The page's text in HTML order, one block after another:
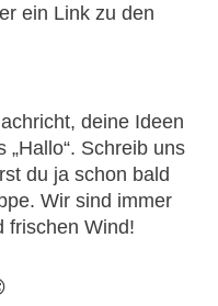
ein Link zu den
deine Ideen
Schreib uns
du ja schon bald
Wir sind immer
frischen Wind!